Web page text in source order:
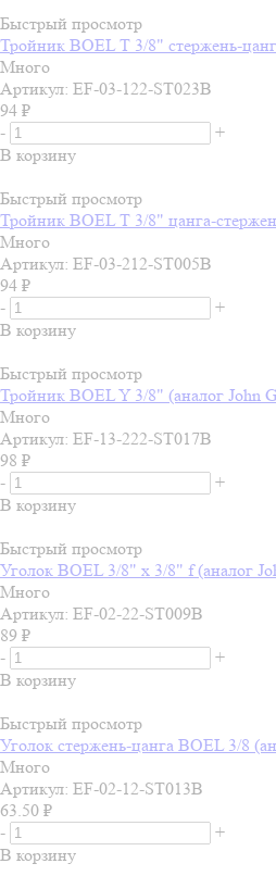
Быстрый просмотр
Тройник BOEL T 3/8" стержень-
Много
Артикул: EF-03-122-ST023B
94 ₽
-
+
В корзину
Быстрый просмотр
Тройник BOEL T 3/8" цанга-
Много
Артикул: EF-03-212-ST005B
94 ₽
-
+
В корзину
Быстрый просмотр
Тройник BOEL Y 3/8" (аналог John
Много
Артикул: EF-13-222-ST017B
98 ₽
-
+
В корзину
Быстрый просмотр
Уголок BOEL 3/8" x 3/8" f (аналог
Много
Артикул: EF-02-22-ST009B
89 ₽
-
+
В корзину
Быстрый просмотр
Уголок стержень-цанга BOEL 3/8
Много
Артикул: EF-02-12-ST013B
63.50 ₽
-
+
В корзину